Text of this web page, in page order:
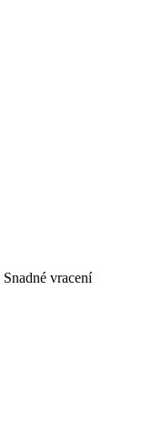
Snadné vracení